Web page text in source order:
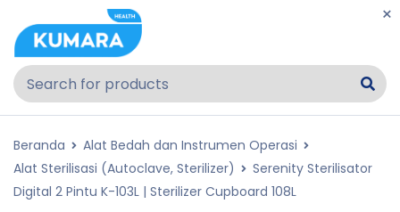
Beranda
Alat Bedah dan Instrumen Operasi
Alat Sterilisasi (Autoclave, Sterilizer)
Serenity Sterilisator
Digital 2 Pintu K-103L | Sterilizer Cupboard 108L